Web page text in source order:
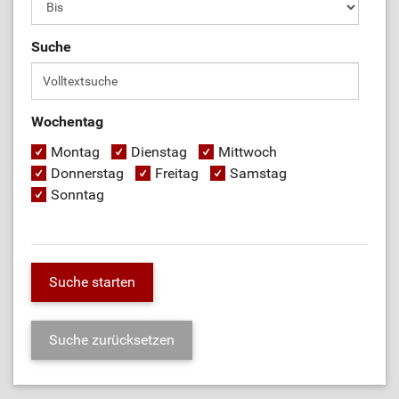
Suche
Wochentag
Montag
Dienstag
Mittwoch
Donnerstag
Freitag
Samstag
Sonntag